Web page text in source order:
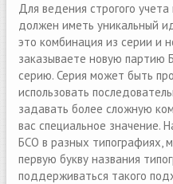
Для ведения строгого
должен иметь уникальный
это комбинация из серии и
заказываете новую партию
серию. Серия может быть
использовать
задавать более сложную
вас специальное значение.
БСО в разных типографиях,
первую букву названия
поддерживаться такого